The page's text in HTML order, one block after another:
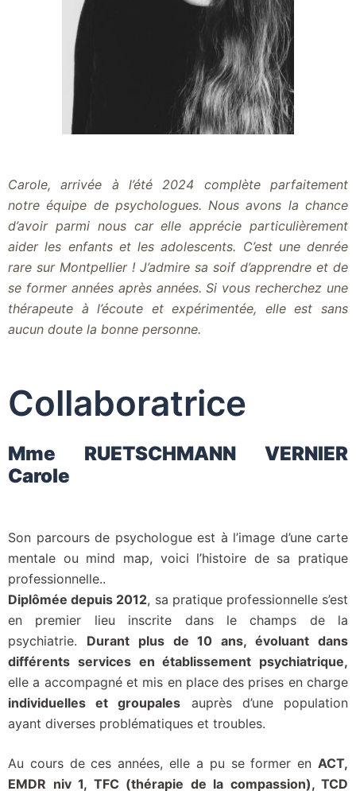
Carole, arrivée à l’été 2024 complète parfaitement
notre équipe de psychologues. Nous avons la chance
d’avoir parmi nous car elle apprécie particulièrement
aider les enfants et les adolescents. C’est une denrée
rare sur Montpellier ! J’admire sa soif d’apprendre et de
se former années après années. Si vous recherchez une
thérapeute à l’écoute et expérimentée, elle est sans
aucun doute la bonne personne.
Collaboratrice
Mme RUETSCHMANN VERNIER
Carole
Son parcours de psychologue est à l’image d’une carte
mentale ou mind map, voici l’histoire de sa pratique
professionnelle..
Diplômée depuis 2012, sa pratique professionnelle s’est
en premier lieu inscrite dans le champs de la
psychiatrie. Durant plus de 10 ans, évoluant dans
différents services en établissement psychiatrique,
elle a accompagné et mis en place des prises en charge
individuelles et groupales auprès d’une population
ayant diverses problématiques et troubles.
Au cours de ces années, elle a pu se former en ACT,
EMDR niv 1, TFC (thérapie de la compassion), TCD